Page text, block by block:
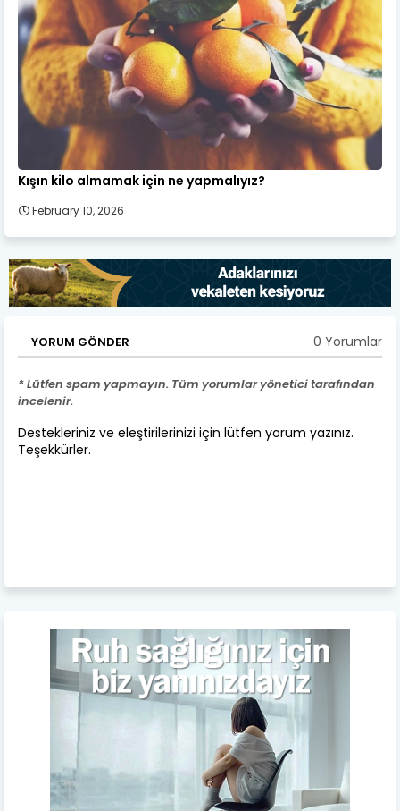
Kışın kilo almamak için ne yapmalıyız?
February 10, 2026
YORUM GÖNDER 0 Yorumlar
* Lütfen spam yapmayın. Tüm yorumlar yönetici tarafından
incelenir.
Destekleriniz ve eleştirilerinizi için lütfen yorum yazınız.
Teşekkürler.